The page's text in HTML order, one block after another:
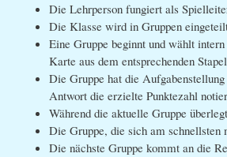
Die Lehrperson fungiert als
Die Klasse wird in Gruppen
Eine Gruppe beginnt und wählt
Karte aus dem entsprechenden
Die Gruppe hat die
Antwort die erzielte Punktezahl
Während die aktuelle Gruppe
Die Gruppe, die sich am
Die nächste Gruppe kommt an die